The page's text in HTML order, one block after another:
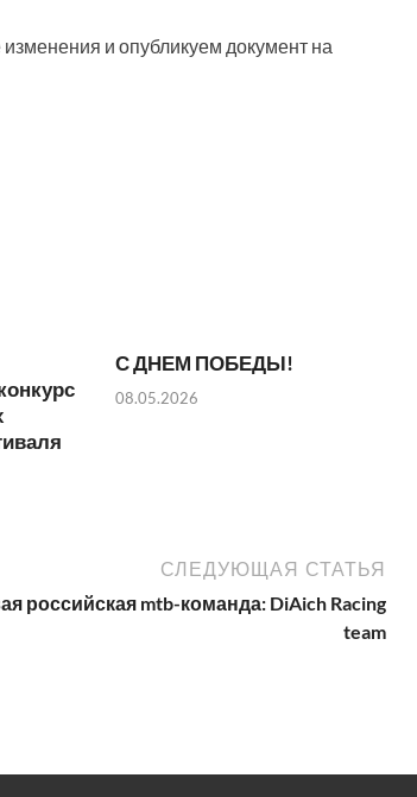
и опубликуем документ на
С ДНЕМ ПОБЕДЫ!
08.05.2026
СЛЕДУЮЩАЯ СТАТЬЯ
российская mtb-команда: DiAich Racing
team